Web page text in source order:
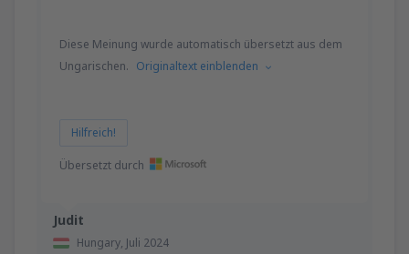
AB 58EUR
von Nürnberg, Nurnberg Airport
vonPaderborn, Lippstadt
Judit
Hungary, Juli 2024
Diese Meinung wurde automatisch übersetzt aus dem
Ungarischen. Originaltext einblenden
Hilfreich!
Übersetzt durch